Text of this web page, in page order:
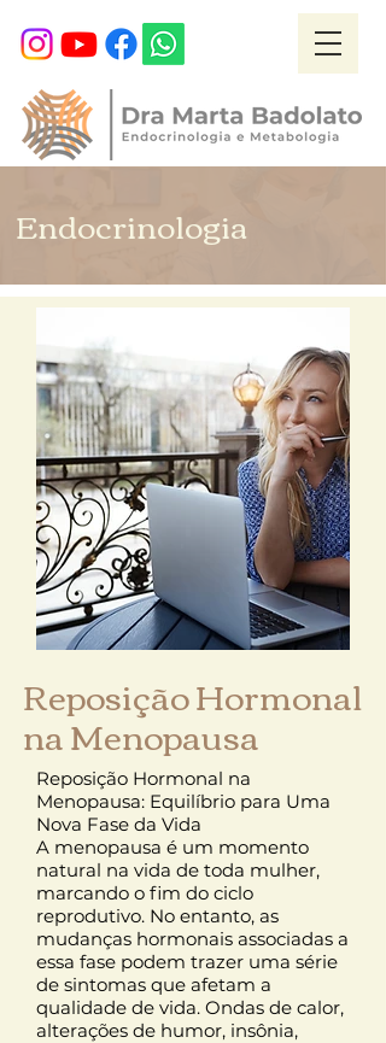
Endocrinologia
Reposição Hormonal
na Menopausa
Reposição Hormonal na
Menopausa: Equilíbrio para Uma
Nova Fase da Vida
A menopausa é um momento
natural na vida de toda mulher,
marcando o fim do ciclo
reprodutivo. No entanto, as
mudanças hormonais associadas a
essa fase podem trazer uma série
de sintomas que afetam a
qualidade de vida. Ondas de calor,
alterações de humor, insônia,